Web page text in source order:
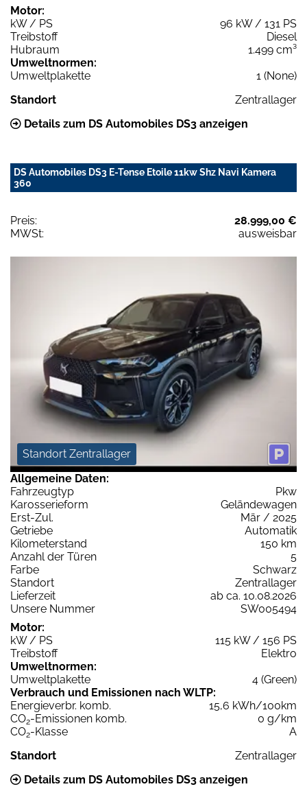
Motor:
kW / PS
96 kW / 131 PS
Treibstoff
Diesel
Hubraum
1.499 cm³
Umweltnormen:
Umweltplakette
1 (None)
Standort
Zentrallager
Details zum DS Automobiles DS3 anzeigen
DS Automobiles DS3 E-Tense Etoile 11kw Shz Navi Kamera
360
Preis:
28.999,00 €
MWSt:
ausweisbar
Standort Zentrallager
Allgemeine Daten:
Fahrzeugtyp
Pkw
Karosserieform
Geländewagen
Erst-Zul.
Mär / 2025
Getriebe
Automatik
Kilometerstand
150 km
Anzahl der Türen
5
Farbe
Schwarz
Standort
Zentrallager
Lieferzeit
ab ca. 10.08.2026
Unsere Nummer
SW005494
Motor:
kW / PS
115 kW / 156 PS
Treibstoff
Elektro
Umweltnormen:
Umweltplakette
4 (Green)
Verbrauch und Emissionen nach WLTP:
Energieverbr. komb.
15,6 kWh/100km
CO2-Emissionen komb.
0 g/km
CO2-Klasse
A
Standort
Zentrallager
Details zum DS Automobiles DS3 anzeigen